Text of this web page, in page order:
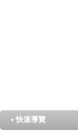
▼ 快速導覽